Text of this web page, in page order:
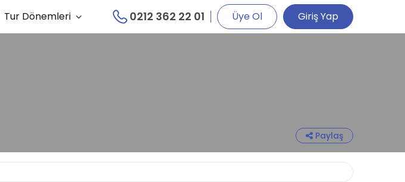
Tur Dönemleri 0212 362 22 01 Üye Ol Giriş Yap
Paylaş